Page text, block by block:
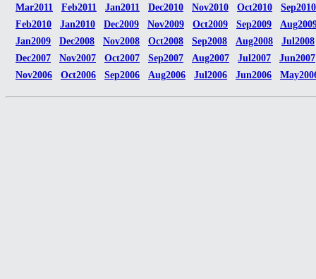
Mar2011
Feb2011 Jan2011 Dec2010 Nov2010 Oct2010
Sep2010
Feb2010
Jan2010 Dec2009 Nov2009 Oct2009 Sep2009
Jan2009
Dec2008 Nov2008 Oct2008 Sep2008 Aug2008
Jul2008
Dec2007
Nov2007 Oct2007 Sep2007 Aug2007 Jul2007
Jun2007
Nov2006
Oct2006 Sep2006 Aug2006 Jul2006 Jun2006